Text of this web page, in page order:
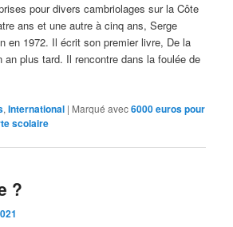
pour divers cambriolages sur la Côte
ans et une autre à cinq ans, Serge
en 1972. Il écrit son premier livre, De la
an plus tard. Il rencontre dans la foulée de
,International | Marqué avec6000 euros pour
scolaire
?